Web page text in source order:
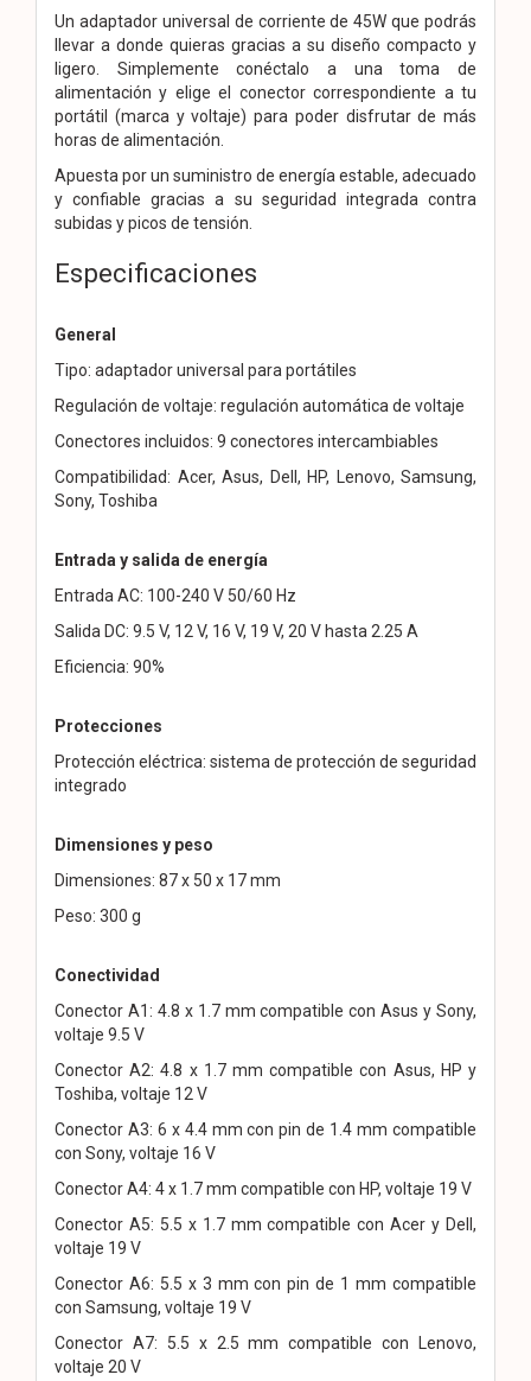
Un adaptador universal de corriente de 45W que podrás
llevar a donde quieras gracias a su diseño compacto y
ligero. Simplemente conéctalo a una toma de
alimentación y elige el conector correspondiente a tu
portátil (marca y voltaje) para poder disfrutar de más
horas de alimentación.
Apuesta por un suministro de energía estable, adecuado
y confiable gracias a su seguridad integrada contra
subidas y picos de tensión.
Especificaciones
General
Tipo: adaptador universal para portátiles
Regulación de voltaje: regulación automática de voltaje
Conectores incluidos: 9 conectores intercambiables
Compatibilidad: Acer, Asus, Dell, HP, Lenovo, Samsung,
Sony, Toshiba
Entrada y salida de energía
Entrada AC: 100-240 V 50/60 Hz
Salida DC: 9.5 V, 12 V, 16 V, 19 V, 20 V hasta 2.25 A
Eficiencia: 90%
Protecciones
Protección eléctrica: sistema de protección de seguridad
integrado
Dimensiones y peso
Dimensiones: 87 x 50 x 17 mm
Peso: 300 g
Conectividad
Conector A1: 4.8 x 1.7 mm compatible con Asus y Sony,
voltaje 9.5 V
Conector A2: 4.8 x 1.7 mm compatible con Asus, HP y
Toshiba, voltaje 12 V
Conector A3: 6 x 4.4 mm con pin de 1.4 mm compatible
con Sony, voltaje 16 V
Conector A4: 4 x 1.7 mm compatible con HP, voltaje 19 V
Conector A5: 5.5 x 1.7 mm compatible con Acer y Dell,
voltaje 19 V
Conector A6: 5.5 x 3 mm con pin de 1 mm compatible
con Samsung, voltaje 19 V
Conector A7: 5.5 x 2.5 mm compatible con Lenovo,
voltaje 20 V